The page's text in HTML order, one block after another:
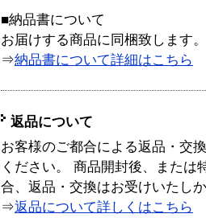
■納品書について
お届けする商品に同梱致します。
⇒納品書について詳細はこちら
返品について
お客様のご都合による返品・交
ください。 商品開封後、または
合、返品・交換はお受けいたし
⇒返品について詳しくはこちら